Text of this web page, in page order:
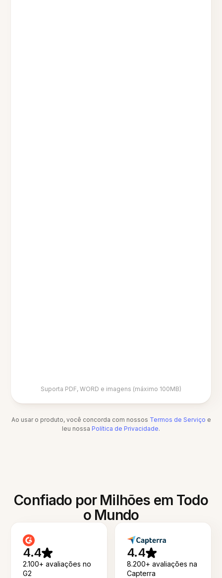
Suporta PDF, WORD e imagens (máximo 100MB)
Ao usar o produto, você concorda com nossos Termos de Serviço e
leu nossa Política de Privacidade.
Confiado por Milhões em Todo
o Mundo
4.4
2.100+ avaliações no
G2
4.4
8.200+ avaliações na
Capterra